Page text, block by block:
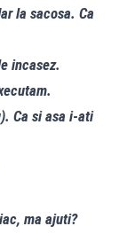
la sacosa. Ca
incasez.
Ca si asa i-ati
ma ajuti?